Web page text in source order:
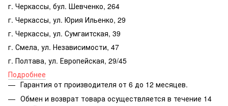
г. Черкассы, бул. Шевченко, 264
г. Черкассы, ул. Юрия Ильенко, 29
г. Черкассы, ул. Сумгаитская, 39
г. Смела, ул. Независимости, 47
г. Полтава, ул. Европейская, 29/45
Подробнее
Гарантия от производителя от 6 до 12 месяцев.
Обмен и возврат товара осуществляется в течение 14